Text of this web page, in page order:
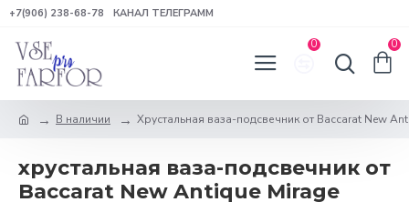
+7(906) 238-68-78 КАНАЛ ТЕЛЕГРАММ
0 0
В наличии Хрустальная ваза-подсвечник от Baccarat New
хрустальная ваза-подсвечник от
Baccarat New Antique Mirage